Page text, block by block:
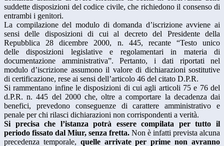
suddette disposizioni del codice civile, che richiedono il consenso di
entrambi i genitori.
La compilazione del modulo di domanda d’iscrizione avviene ai
sensi delle disposizioni di cui al decreto del Presidente della
Repubblica 28 dicembre 2000, n. 445, recante “Testo unico
delle disposizioni legislative e regolamentari in materia di
documentazione amministrativa”. Pertanto, i dati riportati nel
modulo d’iscrizione assumono il valore di dichiarazioni sostitutive
di certificazione, rese ai sensi dell’articolo 46 del citato D.P.R.
Si rammentano infine le disposizioni di cui agli articoli 75 e 76 del
d.P.R. n. 445 del 2000 che, oltre a comportare la decadenza dai
benefici, prevedono conseguenze di carattere amministrativo e
penale per chi rilasci dichiarazioni non corrispondenti a verità.
Si precisa che l’istanza potrà essere compilata per tutto il
periodo fissato dal Miur, senza fretta. Non è infatti prevista alcuna
precedenza temporale, quelle arrivate per prime non avranno